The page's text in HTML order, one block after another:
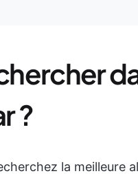
?
la meilleure